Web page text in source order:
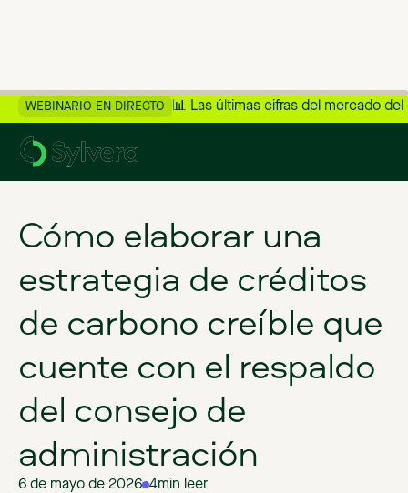
WEBINARIO EN DIRECTO 📊 Las últimas cifras del mercado
Cómo elaborar una
estrategia de créditos
de carbono creíble que
cuente con el respaldo
del consejo de
administración
6 de mayo de 2026 4min leer